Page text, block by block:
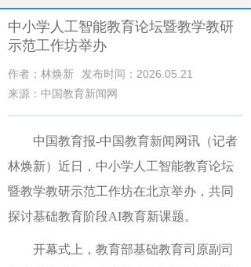
中小学人工智能教育论坛暨教学教研
示范工作坊举办
作者：林焕新
发布时间：2026.05.21
来源：中国教育新闻网
中国教育报-中国教育新闻网讯（记者
林焕新） 近日，中小学人工智能教育论坛
暨教学教研示范工作坊在北京举办，共同
探讨基础教育阶段AI教育新课题。
开幕式上，教育部基础教育司原副司